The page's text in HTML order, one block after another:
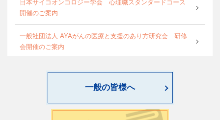
日本サイコオンコロジー学会 心理職スタンダードコース
開催のご案内
一般社団法人 AYAがんの医療と支援のあり方研究会 研修
会開催のご案内
第4回緩和臨床研究ワークショップのご案内
日本サイコオンコロジー学会「がん領域における認知行動
一般の皆様へ